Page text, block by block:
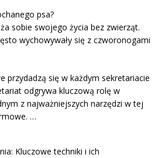
psa?
sobie swojego życia bez zwierząt.
wychowywały się z czworonogami
przydadzą się w każdym sekretariacie
odgrywa kluczową rolę w
z najważniejszych narzędzi w tej
…
Kluczowe techniki i ich